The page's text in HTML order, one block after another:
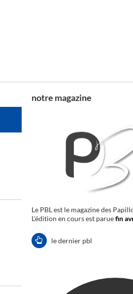
notre magazine
Le PBL est le magazine des
L'édition en cours est paruefin
le dernier pbl